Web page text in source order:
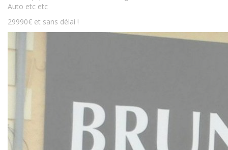
Auto etc etc
29990€ et sans délai !